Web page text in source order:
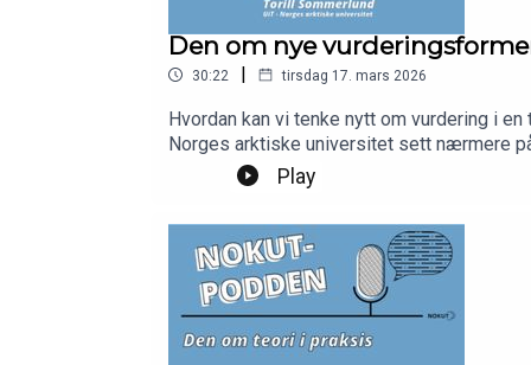
Den om nye
30:22 | tirsdag 17. mars 2026
Hvordan kan vi tenke nytt om vurdering i
Norges arktiske universitet sett nærmere på. Gjennom 12 piloter har prosjektet samlet verdifull innsikt ved å teste ut nye vurderingsformer og
hvordan endringer kan gjennomføres på
Play